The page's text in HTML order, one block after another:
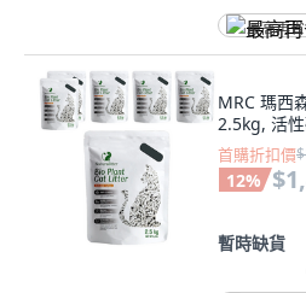
最高再
MRC 瑪西
2.5kg, 活
首購折扣價
12%
暫時缺貨